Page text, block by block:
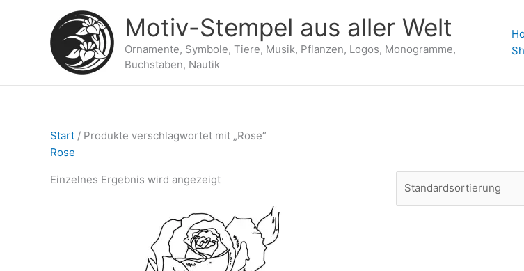
Motiv-Stempel aus aller Welt
Ornamente, Symbole, Tiere, Musik, Pflanzen, Logos, Monogramme,
Buchstaben, Nautik
Start / Produkte verschlagwortet mit „Rose“
Rose
Einzelnes Ergebnis wird angezeigt